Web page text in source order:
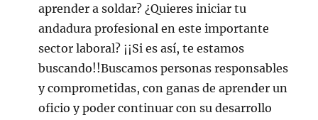
aprender a soldar? ¿Quieres iniciar tu
andadura profesional en este importante
sector laboral? ¡¡Si es así, te estamos
buscando!!Buscamos personas responsables
y comprometidas, con ganas de aprender un
oficio y poder continuar con su desarrollo